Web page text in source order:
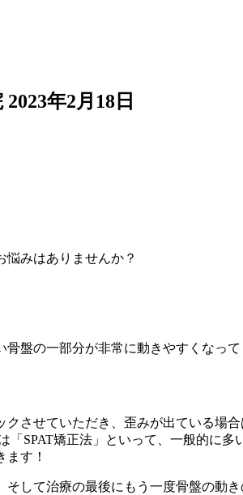
2023年2月18日
みはありませんか？
盤の一部分が非常に動きやすくなっ
させていただき、歪みが出ている場
SPAT矯正法」といって、一般的に多
す！
して治療の最後にもう一度骨盤の動